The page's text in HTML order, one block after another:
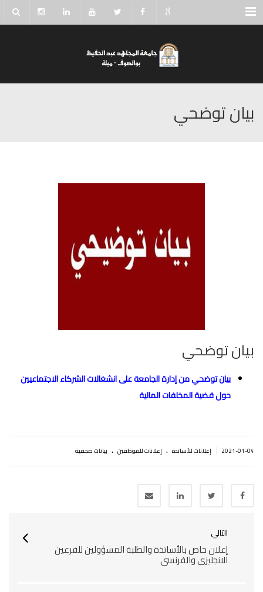
Menu
بيان توضحي
بيان توضحي
بيان توضحي من إدارة الجامعة على انشغالات الشركاء الاجتماعيين
حول قضية المخلفات المالية
2021-01-04 إعلانات للأساتذة . إعلانات للموظفين . بيانات صحفية
التالي
إعلان خاص بالأساتذة والطلبة المسؤولين للفرعين
الانجليزي والفرنسي